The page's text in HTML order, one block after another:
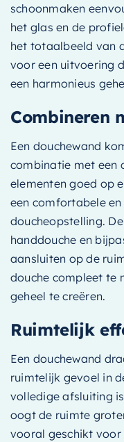
schoonmaken
het glas en de
het totaalbeeld van
voor een uitvoering
een harmonieus
Combineren
Een douchewand
combinatie met een
elementen goed op
een comfortabele
doucheopstelling.
handdouche en
aansluiten op de
douche compleet te
geheel te creëren.
Ruimtelijk
Een douchewand
ruimtelijk gevoel in
volledige afsluiting
oogt de ruimte
vooral geschikt